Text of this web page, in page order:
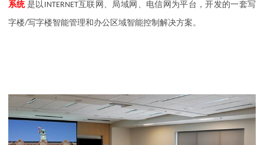
系统 是以INTERNET互联网、局域网、电信网为平台，开发的一套写
字楼/写字楼智能管理和办公区域智能控制解决方案。